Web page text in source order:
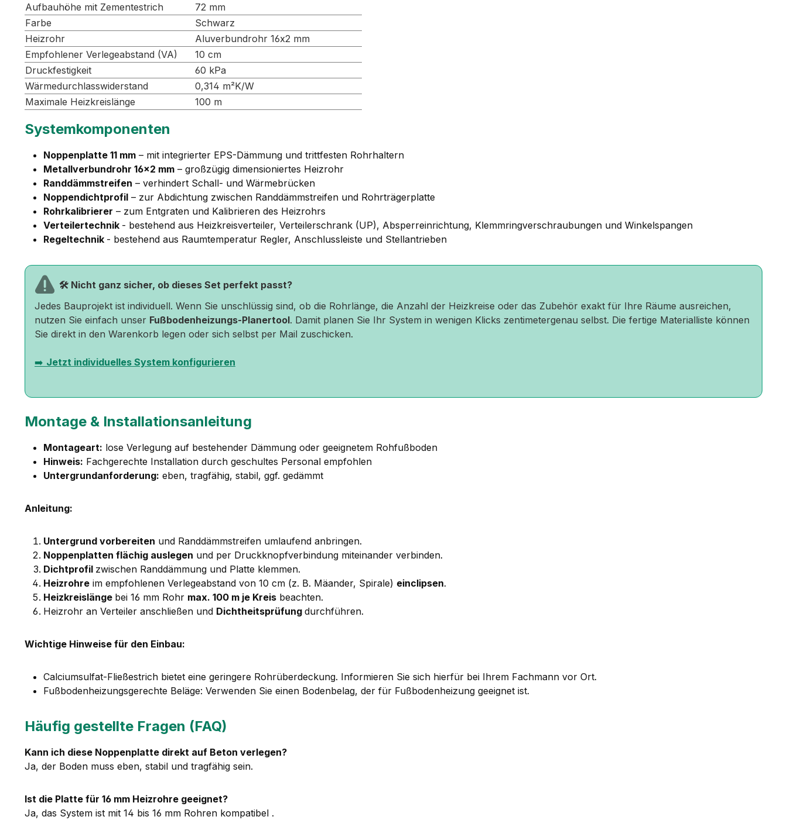
Aufbauhöhe mit Zementestrich
72 mm
Farbe
Schwarz
Heizrohr
Aluverbundrohr 16x2 mm
Empfohlener Verlegeabstand (VA)
10 cm
Druckfestigkeit
60 kPa
Wärmedurchlasswiderstand
0,314 m²K/W
Maximale Heizkreislänge
100 m
Systemkomponenten
Noppenplatte 11 mm – mit integrierter EPS-Dämmung und trittfesten Rohrhaltern
Metallverbundrohr 16×2 mm – großzügig dimensioniertes Heizrohr
Randdämmstreifen – verhindert Schall- und Wärmebrücken
Noppendichtprofil – zur Abdichtung zwischen Randdämmstreifen und Rohrträgerplatte
Rohrkalibrierer – zum Entgraten und Kalibrieren des Heizrohrs
Verteilertechnik - bestehend aus Heizkreisverteiler, Verteilerschrank (UP), Absperreinrichtung, Klemmringverschraubungen und Winkelspangen
Regeltechnik - bestehend aus Raumtemperatur Regler, Anschlussleiste und Stellantrieben
🛠️ Nicht ganz sicher, ob dieses Set perfekt passt?
Jedes Bauprojekt ist individuell. Wenn Sie unschlüssig sind, ob die Rohrlänge, die Anzahl der Heizkreise oder das Zubehör exakt für Ihre Räume ausreichen,
nutzen Sie einfach unser Fußbodenheizungs-Planertool. Damit planen Sie Ihr System in wenigen Klicks zentimetergenau selbst. Die fertige Materialliste können
Sie direkt in den Warenkorb legen oder sich selbst per Mail zuschicken.
➡️ Jetzt individuelles System konfigurieren
Montage & Installationsanleitung
Montageart: lose Verlegung auf bestehender Dämmung oder geeignetem Rohfußboden
Hinweis: Fachgerechte Installation durch geschultes Personal empfohlen
Untergrundanforderung: eben, tragfähig, stabil, ggf. gedämmt
Anleitung:
Untergrund vorbereiten und Randdämmstreifen umlaufend anbringen.
Noppenplatten flächig auslegen und per Druckknopfverbindung miteinander verbinden.
Dichtprofil zwischen Randdämmung und Platte klemmen.
Heizrohre im empfohlenen Verlegeabstand von 10 cm (z. B. Mäander, Spirale) einclipsen.
Heizkreislänge bei 16 mm Rohr max. 100 m je Kreis beachten.
Heizrohr an Verteiler anschließen und Dichtheitsprüfung durchführen.
Wichtige Hinweise für den Einbau:
Calciumsulfat-Fließestrich bietet eine geringere Rohrüberdeckung. Informieren Sie sich hierfür bei Ihrem Fachmann vor Ort.
Fußbodenheizungsgerechte Beläge: Verwenden Sie einen Bodenbelag, der für Fußbodenheizung geeignet ist.
Häufig gestellte Fragen (FAQ)
Kann ich diese Noppenplatte direkt auf Beton verlegen?
Ja, der Boden muss eben, stabil und tragfähig sein.
Ist die Platte für 16 mm Heizrohre geeignet?
Ja, das System ist mit 14 bis 16 mm Rohren kompatibel .